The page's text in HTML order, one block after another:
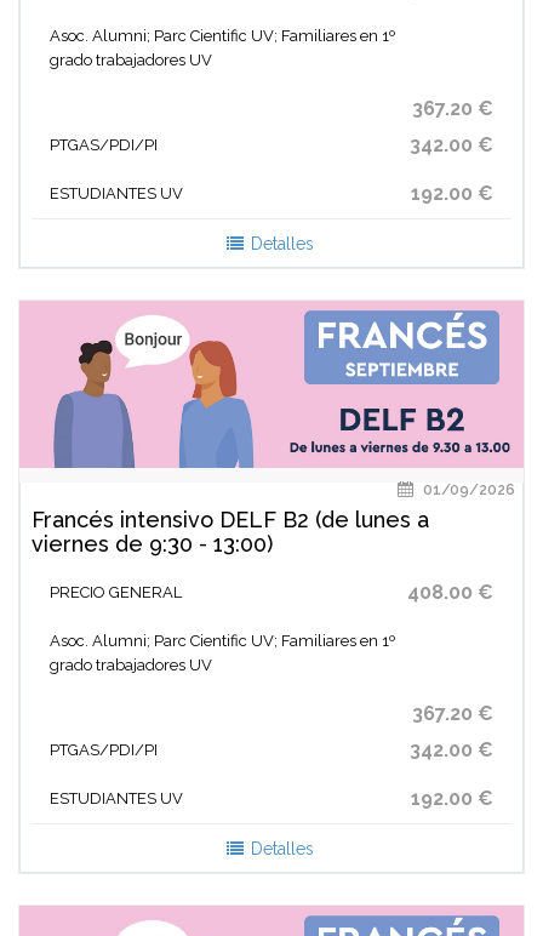
Asoc. Alumni; Parc Cientific UV; Familiares en 1º
grado trabajadores UV
367.20 €
PTGAS/PDI/PI 342.00 €
ESTUDIANTES UV 192.00 €
Detalles
01/09/2026
Francés intensivo DELF B2 (de lunes a
viernes de 9:30 - 13:00)
PRECIO GENERAL 408.00 €
Asoc. Alumni; Parc Cientific UV; Familiares en 1º
grado trabajadores UV
367.20 €
PTGAS/PDI/PI 342.00 €
ESTUDIANTES UV 192.00 €
Detalles